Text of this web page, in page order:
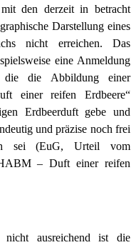
den derzeit in betracht
Darstellung eines
nicht erreichen. Das
eine Anmeldung
die die Abbildung einer
einer reifen Erdbeere“
Erdbeerduft gebe und
und präzise noch frei
sei (EuG, Urteil vom
– Duft einer reifen
nicht ausreichend ist die